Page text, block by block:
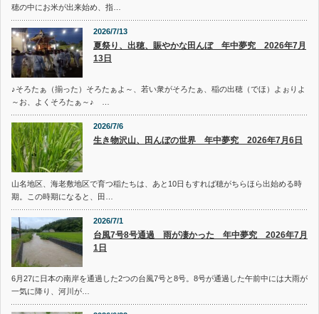
穂の中にお米が出来始め、指…
2026/7/13
夏祭り、出穂、賑やかな田んぼ 年中夢究 2026年7月
13日
♪そろたぁ（揃った）そろたぁよ～、若い衆がそろたぁ、稲の出穂（でほ）よぉりよ
～お、よくそろたぁ～♪ …
2026/7/6
生き物沢山、田んぼの世界 年中夢究 2026年7月6日
山名地区、海老敷地区で育つ稲たちは、あと10日もすれば穂がちらほら出始める時
期。この時期になると、田…
2026/7/1
台風7号8号通過 雨が凄かった 年中夢究 2026年7月
1日
6月27に日本の南岸を通過した2つの台風7号と8号。8号が通過した午前中には大雨が
一気に降り、河川が…